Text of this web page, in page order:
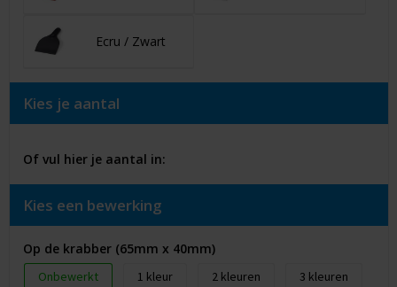
Ecru / Zwart
Kies je aantal
Of vul hier je aantal in:
Kies een bewerking
Op de krabber (65mm x 40mm)
Onbewerkt 1 2
3